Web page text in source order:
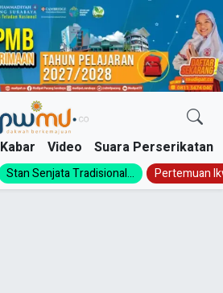
Kabar Video Suara Perserikatan
Stan Senjata Tradisional... Pertemuan